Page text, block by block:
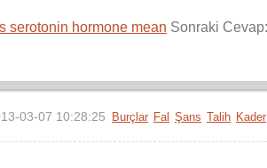
serotonin hormone mean Sonraki Cevap:
03-07 10:28:25 Burçlar Fal Şans Talih Kader